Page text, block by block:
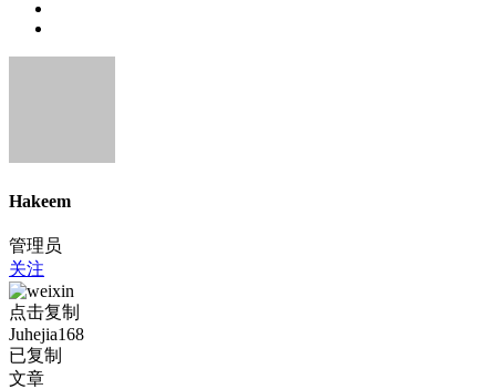
Hakeem
管理员
关注
点击复制
Juhejia168
已复制
文章